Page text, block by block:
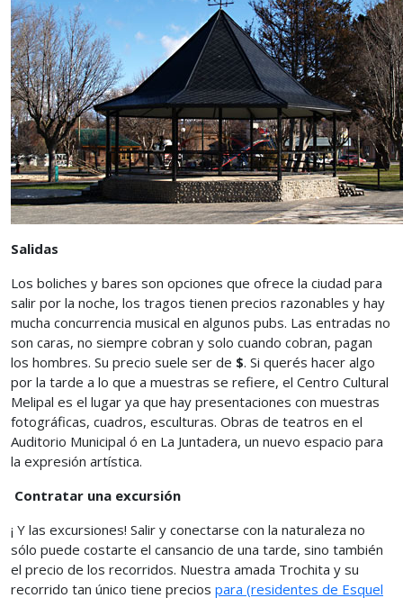
Salidas
Los boliches y bares son opciones que ofrece la ciudad para
salir por la noche, los tragos tienen precios razonables y hay
mucha concurrencia musical en algunos pubs. Las entradas no
son caras, no siempre cobran y solo cuando cobran, pagan
los hombres. Su precio suele ser de $. Si querés hacer algo
por la tarde a lo que a muestras se refiere, el Centro Cultural
Melipal es el lugar ya que hay presentaciones con muestras
fotográficas, cuadros, esculturas. Obras de teatros en el
Auditorio Municipal ó en La Juntadera, un nuevo espacio para
la expresión artística.
Contratar una excursión
¡ Y las excursiones! Salir y conectarse con la naturaleza no
sólo puede costarte el cansancio de una tarde, sino también
el precio de los recorridos. Nuestra amada Trochita y su
recorrido tan único tiene precios para (residentes de Esquel